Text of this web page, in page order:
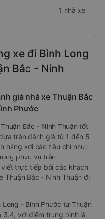
1 nhà xe
xe đi Bình Long
Bắc - Ninh
giá nhà xe Thuận Bắc
Phước
Bắc - Ninh Thuận tốt
trên đánh giá từ 1 đến 5
hàng với các tiêu chí như:
phục vụ trên
trực tiếp bởi các khách
Thuận Bắc - Ninh Thuận đi
- Bình Phước từ Thuận
3.4, với điểm trung bình là